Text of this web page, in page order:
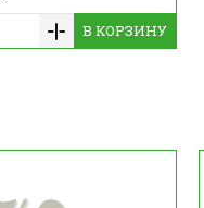
В КОРЗИНУ